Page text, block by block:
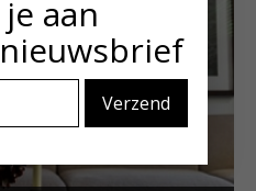
aan